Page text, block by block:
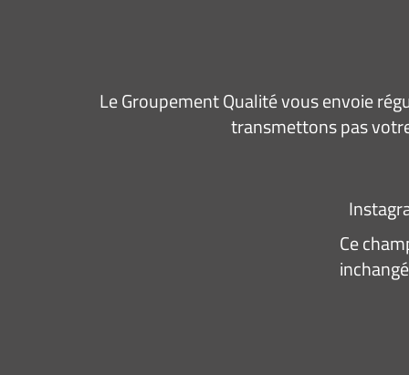
Le Groupement Qualité vous envoie
transmettons pas
Ce